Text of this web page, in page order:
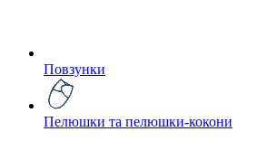
Повзунки
Пелюшки та пелюшки-кокони